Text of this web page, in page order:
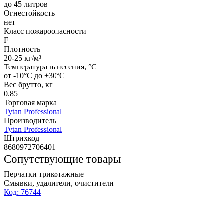
до 45 литров
Огнестойкость
нет
Класс пожароопасности
F
Плотность
20-25 кг/м³
Температура нанесения, °С
от -10°C до +30°C
Вес брутто, кг
0.85
Торговая марка
Tytan Professional
Производитель
Tytan Professional
Штрихкод
8680972706401
Сопутствующие товары
Перчатки трикотажные
Смывки, удалители, очистители
Код: 76744